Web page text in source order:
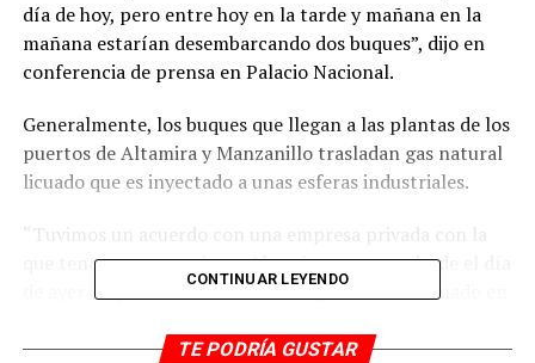
día de hoy, pero entre hoy en la tarde y mañana en la
mañana estarían desembarcando dos buques”, dijo en
conferencia de prensa en Palacio Nacional.
Generalmente, los buques que llegan a las plantas de los
puertos de Altamira y Manzanillo trasladan gas natural
licuado que es inyectado a unas esferas industriales.
“Tuvimos un acuerdo con una empresa privada con la
que tenemos convenio en Altamira para que desde el día
de ayer empezara a suministrarse gas natural licuado en
indicó Reyes.
CONTINUAR LEYENDO
TE PODRÍA GUSTAR